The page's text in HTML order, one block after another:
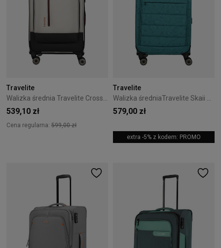
Travelite
539,10 zł
Cena regularna: 599,00 zł
Travelite
579,00 zł
extra -5% z kodem: PROMO